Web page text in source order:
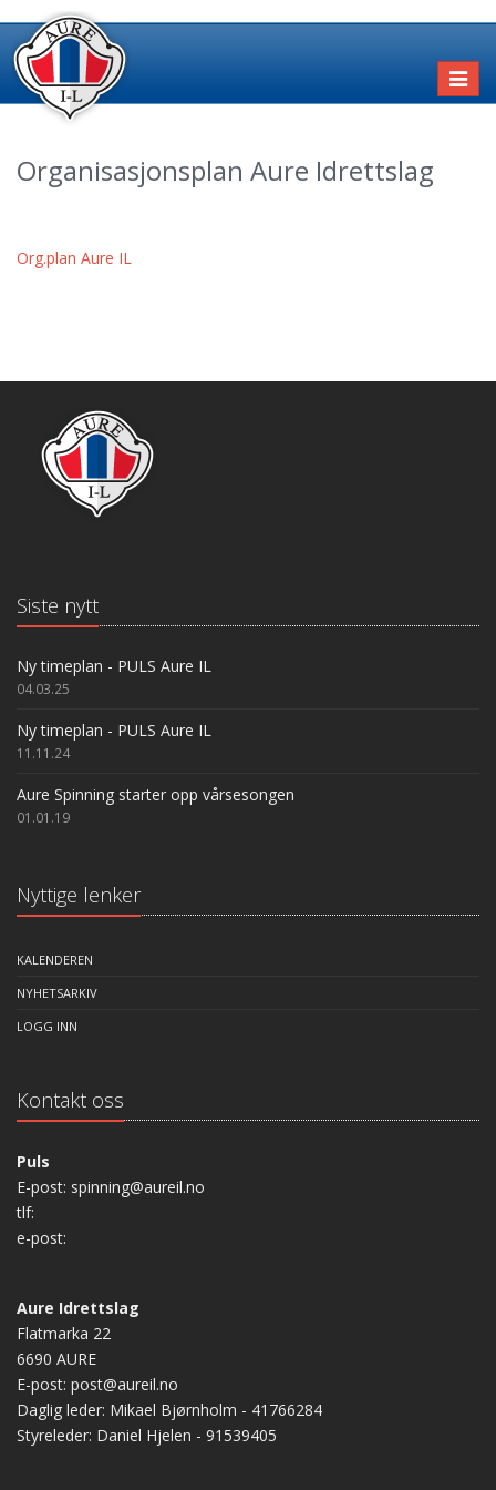
Organisasjonsplan Aure Idrettslag
Org.plan Aure IL
Siste nytt
Ny timeplan - PULS Aure IL
04.03.25
Ny timeplan - PULS Aure IL
11.11.24
Aure Spinning starter opp vårsesongen
01.01.19
Nyttige lenker
KALENDEREN
NYHETSARKIV
LOGG INN
Kontakt oss
Puls
E-post: spinning@aureil.no
tlf:
e-post:
Aure Idrettslag
Flatmarka 22
6690 AURE
E-post: post@aureil.no
Daglig leder: Mikael Bjørnholm - 41766284
Styreleder: Daniel Hjelen - 91539405